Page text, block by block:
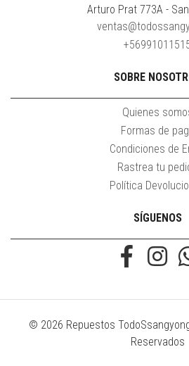
Arturo Prat 773A -
SOBRE
Quienes
Formas de
Condiciones de
Rastrea tu
Política
SÍGUENOS
© 2026 Repuestos
Reservados